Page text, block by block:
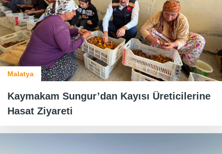
Malatya
Kaymakam Sungur’dan Kayısı Üreticilerine
Hasat Ziyareti